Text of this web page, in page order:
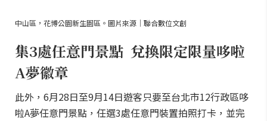
中山區，花博公園新生園區。圖片來源｜聯合數位文創
集3處任意門景點 兌換限定限量哆啦
A夢徽章
此外，6月28日至9月14日遊客只要至台北市12行政區哆
啦A夢任意門景點，任選3處任意門裝置拍照打卡，並完